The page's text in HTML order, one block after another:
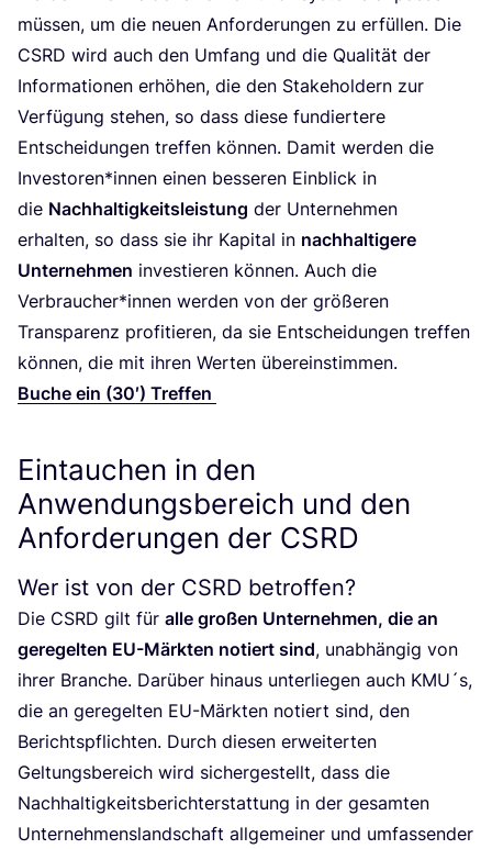
müs­sen, um die neu­en Anfor­de­run­gen zu erfül­len. Die
CSRD wird auch den Umfang und die Qua­li­tät der
Infor­ma­tio­nen erhö­hen, die den Stake­hol­dern zur
Ver­fü­gung ste­hen, so dass die­se fun­dier­te­re
Ent­schei­dun­gen tref­fen kön­nen. Damit wer­den die
Investoren*innen einen bes­se­ren Ein­blick in
die Nach­hal­tig­keits­leis­tung der Unter­neh­men
erhal­ten, so dass sie ihr Kapi­tal in nach­hal­ti­ge­re
Unter­neh­men inves­tie­ren kön­nen. Auch die
Verbraucher*innen wer­den von der grö­ße­ren
Trans­pa­renz pro­fi­tie­ren, da sie Ent­schei­dun­gen tref­fen
kön­nen, die mit ihren Wer­ten übereinstimmen.
Buche ein (30′) Treffen
Eintauchen in den
Anwendungsbereich und den
Anforderungen der CSRD
Wer ist von der CSRD betroffen?
Die CSRD gilt für alle gro­ßen Unter­neh­men, die an
gere­gel­ten EU-Märk­ten notiert sind, unab­hän­gig von
ihrer Bran­che. Dar­über hin­aus unter­lie­gen auch KMU ´s,
die an gere­gel­ten EU-Märk­ten notiert sind, den
Berichts­pflich­ten. Durch die­sen erwei­ter­ten
Gel­tungs­be­reich wird sicher­ge­stellt, dass die
Nach­hal­tig­keits­be­richt­erstat­tung in der gesam­ten
Unter­neh­mens­land­schaft all­ge­mei­ner und umfas­sen­der